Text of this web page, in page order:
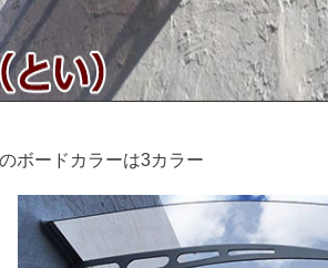
ボードカラーは3カラー